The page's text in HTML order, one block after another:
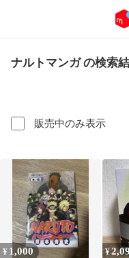
ナルトマンガ の検索
販売中のみ表示
¥ 1,000 ¥